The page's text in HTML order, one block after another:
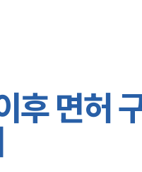
후 면허